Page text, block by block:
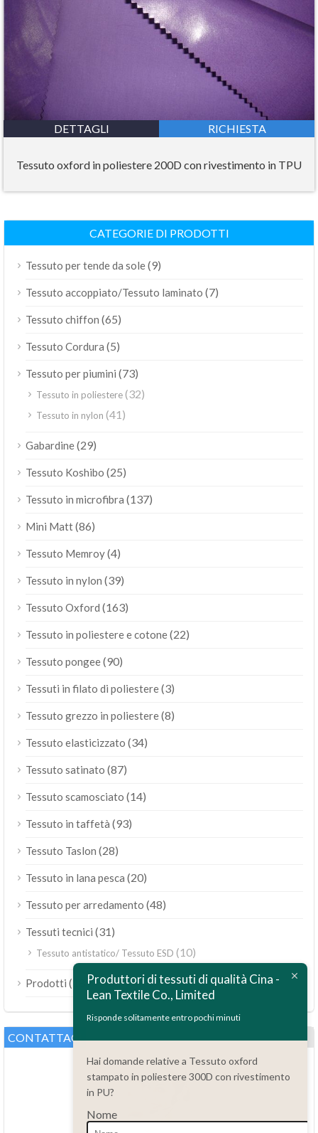
DETTAGLI RICHIESTA
Tessuto oxford in poliestere 200D con rivestimento in TPU
CATEGORIE DI PRODOTTI
Tessuto per tende da sole(9)
Tessuto accoppiato/Tessuto laminato (7)
Tessuto chiffon (65)
Tessuto Cordura (5)
Tessuto per piumini (73)
Tessuto in poliestere(32)
Tessuto in nylon (41)
Gabardine(29)
Tessuto Koshibo (25)
Tessuto in microfibra (137)
Mini Matt(86)
Tessuto Memroy(4)
Tessuto in nylon (39)
Tessuto Oxford (163)
Tessuto in poliestere e cotone(22)
Tessuto pongee(90)
Tessuti in filato di poliestere(3)
Tessuto grezzo in poliestere(8)
Tessuto elasticizzato (34)
Tessuto satinato (87)
Tessuto scamosciato (14)
Tessuto in taffetà (93)
Tessuto Taslon (28)
Tessuto in lana pesca (20)
Tessuto per arredamento (48)
Tessuti tecnici (31)
Tessuto antistatico/ Tessuto ESD (10)
Prodotti (189)
CONTATTACI
Produttori di tessuti di qualità Cina -
Lean Textile Co., Limited
Risponde solitamente entro pochi minuti
Hai domande relative a Tessuto oxford
stampato in poliestere 300D con rivestimento
in PU?
Nome
Русский
Tiếng Việt
Bahasa Indonesia
Polski
Bahasa Melayu